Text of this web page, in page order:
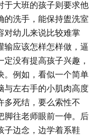
于大班的孩子则要求他
的洗手，能保持盥洗室
对幼儿来说比较难掌
输应该怎样怎样做，逼
没有提高孩子兴趣，
。例如，看似一个简单
与左右手的小肌肉高度
多死结，要么索性不
脚往老师眼前一伸。后
子边念，边学着系鞋